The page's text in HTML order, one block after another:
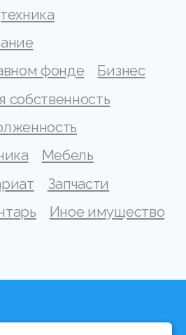
фонде
Бизнес
собственность
Мебель
Запчасти
Иное имущество